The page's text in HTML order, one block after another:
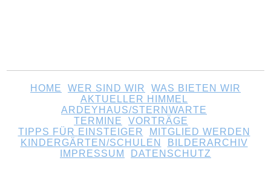
HOME WER SIND WIR
WAS BIETEN WIR
AKTUELLER HIMMEL
ARDEYHAUS/STERNWARTE
TERMINE
VORTRÄGE
TIPPS FÜR EINSTEIGER
MITGLIED WERDEN
KINDERGÄRTEN /SCHULEN
BILDERARCHIV
IMPRESSUM
DATENSCHUTZ